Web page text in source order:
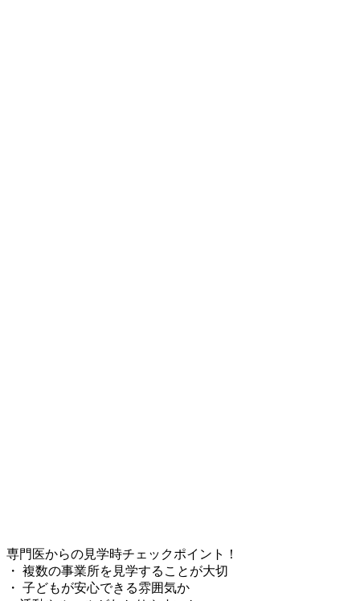
専門医からの見学時チェックポイント！
・ 複数の事業所を見学することが大切
・ 子どもが安心できる雰囲気か